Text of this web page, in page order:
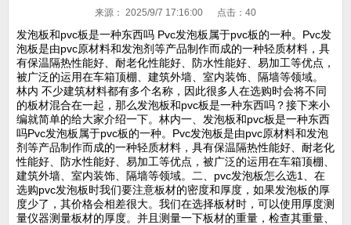
来源： 2025/9/7 17:16:00 点击： 40
发泡板和pvc板是一种东西吗 Pvc发泡板属于pvc板的一种。Pvc发
泡板是由pvc原材料和发泡剂等产品制作而成的一种轻质材料，具
有保温隔热性能好、耐老化性能好、防水性能好、易加工等优点，
被广泛的运用在车箱顶棚、建筑外墙、室内装饰、隔墙等领域。
林内 不少建筑材料都有多个名称，因此很多人在选购时会将不同
的板材混合在一起，那么发泡板和pvc板是一种东西吗？接下来小
编就简单的给大家介绍一下。林内一、发泡板和pvc板是一种东西
吗Pvc发泡板属于pvc板的一种。Pvc发泡板是由pvc原材料和发泡
剂等产品制作而成的一种轻质材料，具有保温隔热性能好、耐老化
性能好、防水性能好、易加工等优点，被广泛的运用在车箱顶棚、
建筑外墙、室内装饰、隔墙等领域。二、pvc发泡板怎么选1、在
选购pvc发泡板时我们要注意板材的密度和厚度，如果发泡板的厚
度少了，其价格会相差很大。我们在选择板材时，可以使用厚度测
量仪器测量板材的厚度。并且测量一下板材的重量，检查其重量、